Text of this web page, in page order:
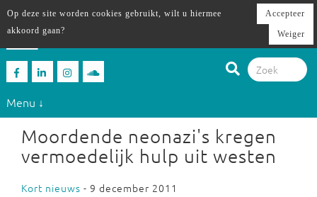
Menu ↓
Moordende neonazi's kregen
vermoedelijk hulp uit westen
Kort nieuws - 9 december 2011
Op deze site worden cookies gebruikt, wilt u hiermee
akkoord gaan?
Accepteer
Weiger